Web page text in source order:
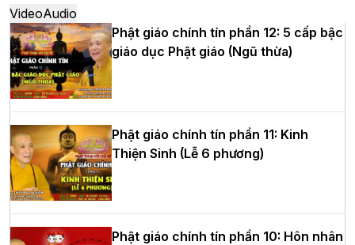
Học yêu thương trong ngày tu tập thứ
tư của Khóa sinh hoạt Phật pháp mùa
hè tại chùa Bằng
HT.Thích Thọ Lạc được suy cử làm tân
Trưởng BTS GHPGVN tỉnh Nghệ An
VideoAudio
Phật giáo chính tín phần 12: 5 cấp bậc
giáo dục Phật giáo (Ngũ thừa)
Phật giáo chính tín phần 11: Kinh
Thiện Sinh (Lễ 6 phương)
Phật giáo chính tín phần 10: Hôn nhân